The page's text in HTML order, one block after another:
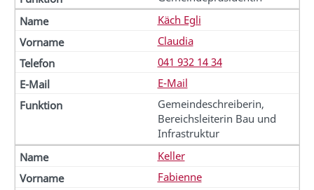
Käch Egli
Claudia
041 932 14 34
E-Mail
Gemeindeschreiberin,
Bereichsleiterin Bau und
Infrastruktur
Keller
Fabienne